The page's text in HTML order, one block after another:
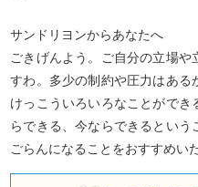
サンドリヨンからあなたへ
ごきげんよう。ご自分の立場
すわ。多少の制約や圧力はある
けっこういろいろなことがで
らできる、今ならできるとい
ごらんになることをおすすめい